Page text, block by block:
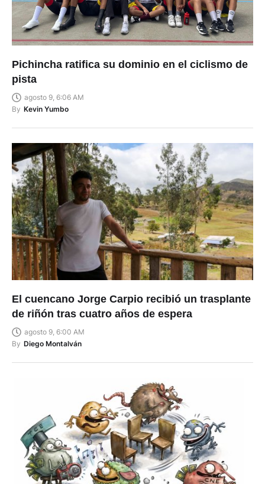
Pichincha ratifica su dominio en el ciclismo de
pista
agosto 9, 6:06 AM
By Kevin Yumbo
El cuencano Jorge Carpio recibió un trasplante
de riñón tras cuatro años de espera
agosto 9, 6:00 AM
By Diego Montalván